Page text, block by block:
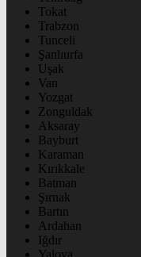
Tokat
Trabzon
Tunceli
Şanlıurfa
Uşak
Van
Yozgat
Zonguldak
Aksaray
Bayburt
Karaman
Kırıkkale
Batman
Şırnak
Bartın
Ardahan
Iğdır
Yalova